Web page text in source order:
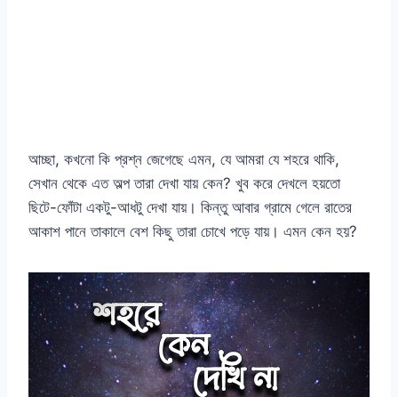
আচ্ছা, কখনো কি প্রশ্ন জেগেছে এমন, যে আমরা যে শহরে থাকি,
সেখান থেকে এত অল্প তারা দেখা যায় কেন? খুব করে দেখলে হয়তো
ছিটে-ফোঁটা একটু-আধটু দেখা যায়। কিন্তু আবার গ্রামে গেলে রাতের
আকাশ পানে তাকালে বেশ কিছু তারা চোখে পড়ে যায়। এমন কেন হয়?